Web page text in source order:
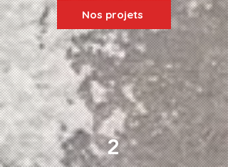
Nos projets
2